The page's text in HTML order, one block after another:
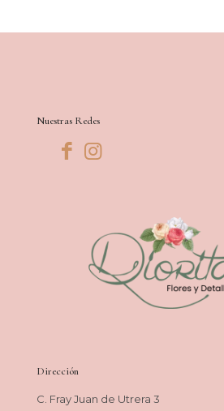
Nuestras Redes
Dirección
C. Fray Juan de Utrera 3